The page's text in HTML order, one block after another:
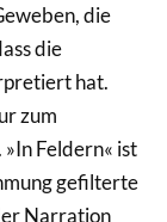
die
die
hat.
zum
Feldern« ist
gefilterte
Narration